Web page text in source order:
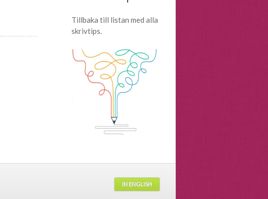
Tillbaka till listan med alla
skrivtips.
IN ENGLISH